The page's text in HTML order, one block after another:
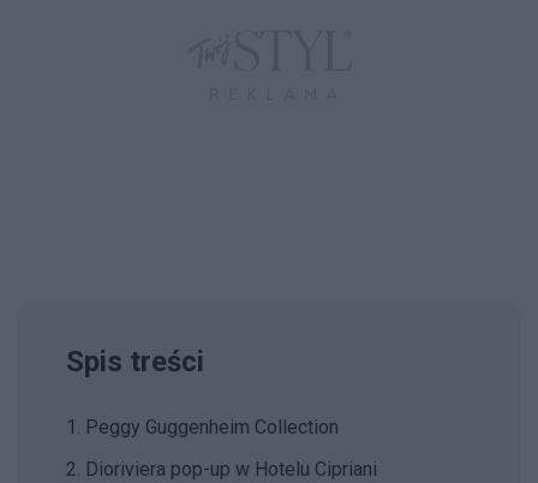
Spis treści
1. Peggy Guggenheim Collection
2. Dioriviera pop-up w Hotelu Cipriani